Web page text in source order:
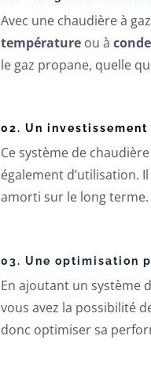
Avec une chaudière à
températureou à
le gaz propane, quelle
02. Un
Ce système de
également d’utilisation.
amorti sur le long terme.
03. Une optimisation
En ajoutant un système
vous avez la possibilité
donc optimiser sa